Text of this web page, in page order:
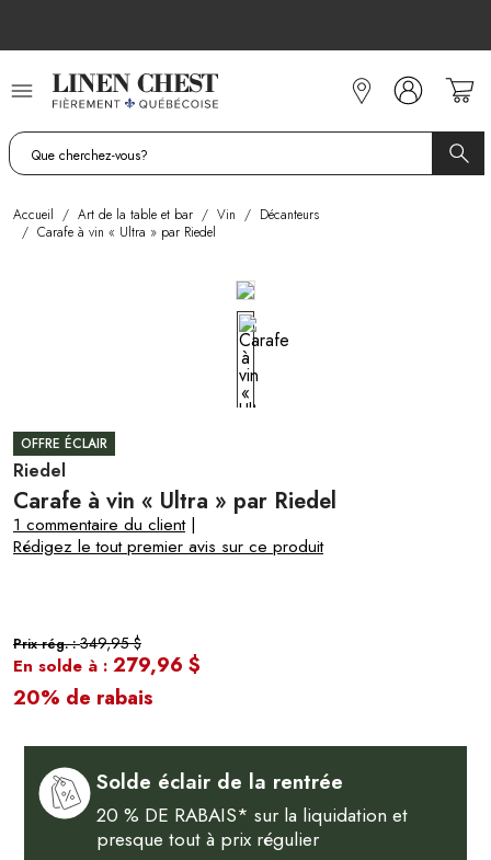
contenu
Accueil / Art de la table et bar / Vin / Décanteurs
/ Carafe à vin « Ultra » par Riedel
OFFRE ÉCLAIR
Riedel
Carafe à vin « Ultra » par Riedel
1 commentaire du client |
Rédigez le tout premier avis sur ce produit
Prix rég. :349,95 $
En solde à : 279,96 $
20% de rabais
Solde éclair de la rentrée
20 % DE RABAIS* sur la liquidation et
presque tout à prix régulier